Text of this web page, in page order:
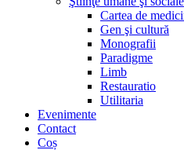
Cartea de
Gen şi cultură
Monografii
Paradigme
Limb
Restauratio
Utilitaria
Evenimente
Contact
Coș